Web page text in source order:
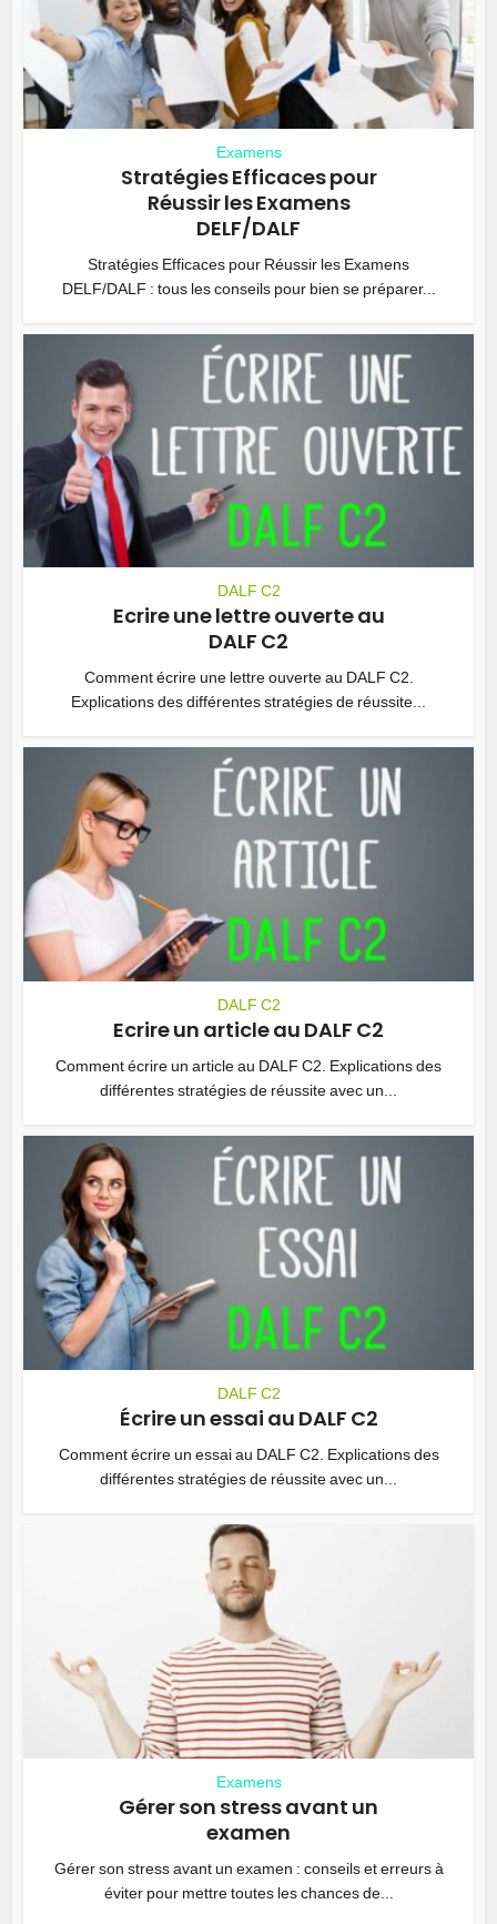
Examens
Stratégies Efficaces pour
Réussir les Examens
DELF/DALF
Stratégies Efficaces pour Réussir les Examens
DELF/DALF : tous les conseils pour bien se préparer...
DALF C2
Ecrire une lettre ouverte au
DALF C2
Comment écrire une lettre ouverte au DALF C2.
Explications des différentes stratégies de réussite...
DALF C2
Ecrire un article au DALF C2
Comment écrire un article au DALF C2. Explications des
différentes stratégies de réussite avec un...
DALF C2
Écrire un essai au DALF C2
Comment écrire un essai au DALF C2. Explications des
différentes stratégies de réussite avec un...
Examens
Gérer son stress avant un
examen
Gérer son stress avant un examen : conseils et erreurs à
éviter pour mettre toutes les chances de...